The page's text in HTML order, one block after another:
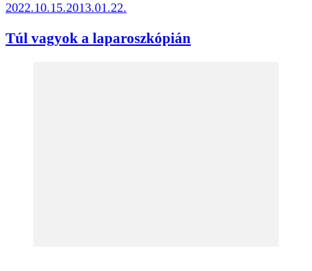
2022.10.15.2013.01.22.
Túl vagyok a laparoszkópián